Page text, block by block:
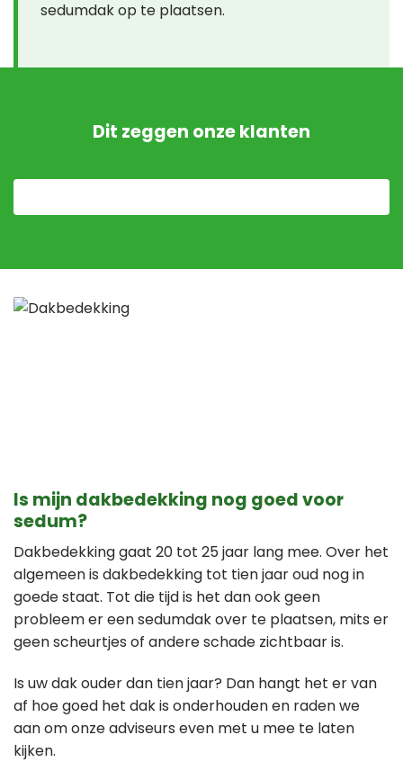
sedumdak op te plaatsen.
Dit zeggen onze klanten
Is mijn dakbedekking nog goed voor
sedum?
Dakbedekking gaat 20 tot 25 jaar lang mee. Over het
algemeen is dakbedekking tot tien jaar oud nog in
goede staat. Tot die tijd is het dan ook geen
probleem er een sedumdak over te plaatsen, mits er
geen scheurtjes of andere schade zichtbaar is.
Is uw dak ouder dan tien jaar? Dan hangt het er van
af hoe goed het dak is onderhouden en raden we
aan om onze adviseurs even met u mee te laten
kijken.